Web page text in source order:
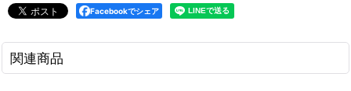
Facebookでシェア
関連商品